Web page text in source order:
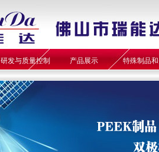
研发与质量控制 产品展示 特殊制品